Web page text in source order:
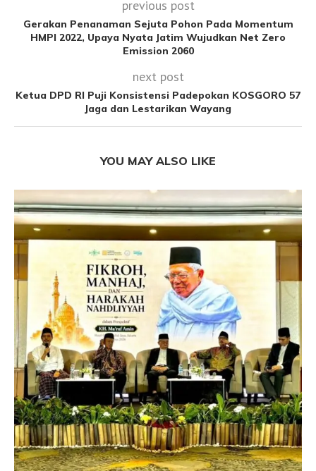
previous post
Gerakan Penanaman Sejuta Pohon Pada Momentum
HMPI 2022, Upaya Nyata Jatim Wujudkan Net Zero
Emission 2060
next post
Ketua DPD RI Puji Konsistensi Padepokan KOSGORO 57
Jaga dan Lestarikan Wayang
YOU MAY ALSO LIKE